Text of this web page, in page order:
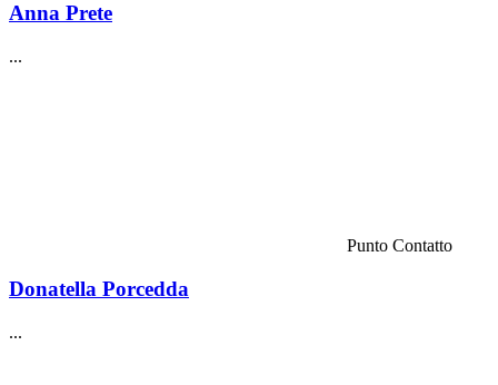
Anna Prete
...
Punto Contatto
Donatella Porcedda
...